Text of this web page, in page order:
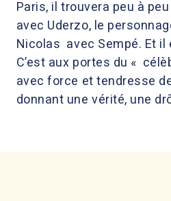
Paris, il trouvera peu à
avec Uderzo, le
Nicolas avec Sempé. Et il
C’est aux portes du «
avec force et tendresse
donnant une vérité, une